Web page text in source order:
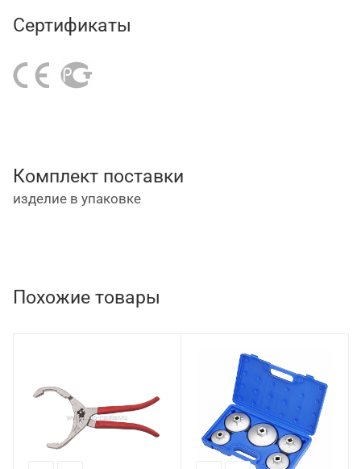
Сертификаты
Комплект поставки
изделие в упаковке
Похожие товары